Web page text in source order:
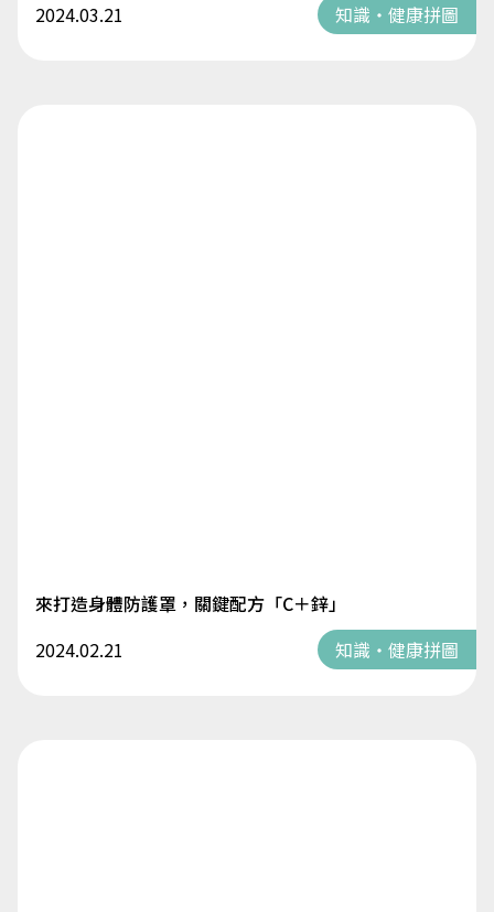
2024.03.21
知識・健康拼圖
來打造身體防護罩，關鍵配方「C＋鋅」
2024.02.21
知識・健康拼圖